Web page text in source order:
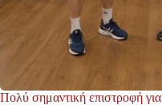
Πολύ σημαντική επιστροφή